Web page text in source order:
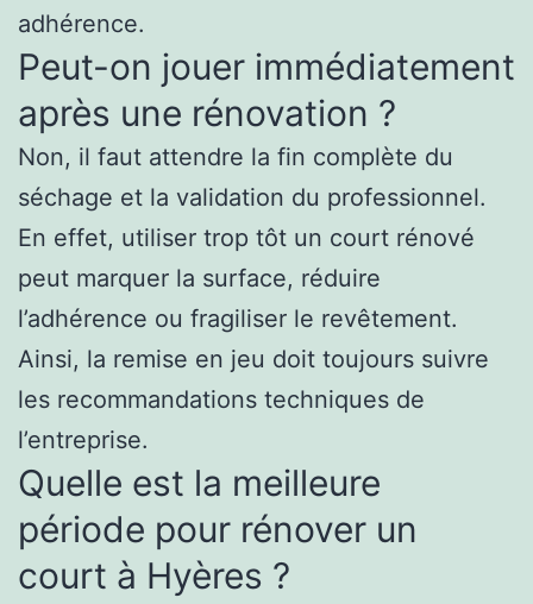
adhérence.
Peut-on jouer immédiatement
après une rénovation ?
Non, il faut attendre la fin complète du
séchage et la validation du professionnel.
En effet, utiliser trop tôt un court rénové
peut marquer la surface, réduire
l’adhérence ou fragiliser le revêtement.
Ainsi, la remise en jeu doit toujours suivre
les recommandations techniques de
l’entreprise.
Quelle est la meilleure
période pour rénover un
court à Hyères ?